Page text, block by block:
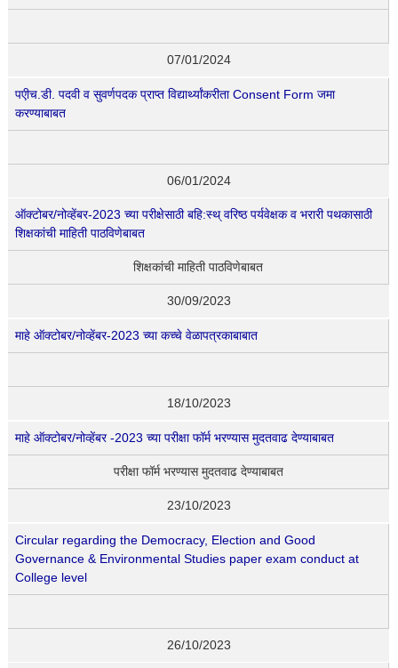
07/01/2024
पएीच.डी. पदवी व सुवर्णपदक प्राप्त विद्यार्थ्यांकरीता Consent Form जमा
करण्याबाबत
06/01/2024
ऑक्टोबर/नोव्हेंबर-2023 च्या परीक्षेसाठी बहि:स्थ् वरिष्ठ पर्यवेक्षक व भरारी पथकासाठी
शिक्षकांची माहिती पाठविणेबाबत
शिक्षकांची माहिती पाठविणेबाबत
30/09/2023
माहे ऑक्टोबर/नोव्हेंबर-2023 च्या कच्चे वेळापत्रकाबाबात
18/10/2023
माहे ऑक्टोबर/नोव्हेंबर -2023 च्या परीक्षा फॉर्म भरण्यास मुदतवाढ देण्याबाबत
परीक्षा फॉर्म भरण्यास मुदतवाढ देण्याबाबत
23/10/2023
Circular regarding the Democracy, Election and Good
Governance & Environmental Studies paper exam conduct at
College level
26/10/2023